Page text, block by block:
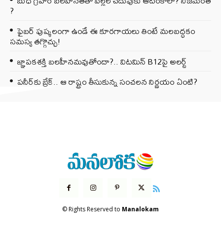
?
ఫైబర్‌ పుష్కలంగా ఉండే ఈ కూరగాయలు తింటే మలబద్ధకం
సమస్య తగ్గొచ్చు!
జ్ఞాపకశక్తి బలహీనమవుతోందా?.. విటమిన్ B12పై అలర్ట్
పనీర్‌కు బ్రేక్.. ఆ రాష్ట్రం తీసుకున్న సంచలన నిర్ణయం ఏంటి?
© Rights Reserved to Manalokam